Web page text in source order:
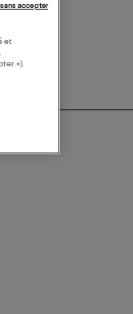
et
»).
accepter